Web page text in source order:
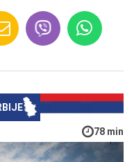
78 min